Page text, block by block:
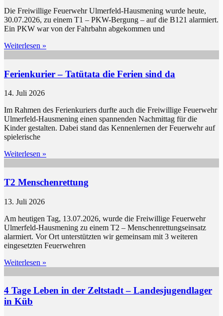
Die Freiwillige Feuerwehr Ulmerfeld-Hausmening wurde heute,
30.07.2026, zu einem T1 – PKW-Bergung – auf die B121 alarmiert.
Ein PKW war von der Fahrbahn abgekommen und
Weiterlesen »
Ferienkurier – Tatütata die Ferien sind da
14. Juli 2026
Im Rahmen des Ferienkuriers durfte auch die Freiwillige Feuerwehr
Ulmerfeld-Hausmening einen spannenden Nachmittag für die
Kinder gestalten. Dabei stand das Kennenlernen der Feuerwehr auf
spielerische
Weiterlesen »
T2 Menschenrettung
13. Juli 2026
Am heutigen Tag, 13.07.2026, wurde die Freiwillige Feuerwehr
Ulmerfeld-Hausmening zu einem T2 – Menschenrettungseinsatz
alarmiert. Vor Ort unterstützten wir gemeinsam mit 3 weiteren
eingesetzten Feuerwehren
Weiterlesen »
4 Tage Leben in der Zeltstadt – Landesjugendlager
in Küb